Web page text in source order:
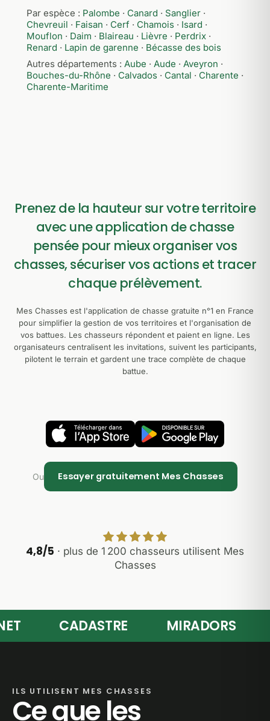
Par espèce : Palombe · Canard · Sanglier ·
Chevreuil · Faisan · Cerf · Chamois · Isard ·
Mouflon · Daim · Blaireau · Lièvre · Perdrix ·
Renard · Lapin de garenne · Bécasse des bois
Autres départements : Aube · Aude · Aveyron ·
Bouches-du-Rhône · Calvados · Cantal · Charente ·
Charente-Maritime
Prenez de la hauteur sur votre territoire
avec une application de chasse
pensée pour mieux organiser vos
chasses, sécuriser vos actions et tracer
chaque prélèvement.
Mes Chasses est l'application de chasse gratuite n°1 en France
pour simplifier la gestion de vos territoires et l'organisation de
vos battues. Les chasseurs répondent et paient en ligne. Les
organisateurs centralisent les invitations, suivent les participants,
pilotent le terrain et gardent une trace complète de chaque
battue.
Ou Essayer gratuitement Mes Chasses
4,8/5 · plus de 1 200 chasseurs utilisent Mes
Chasses
CADASTRE MIRADORS
ILS UTILISENT MES CHASSES
Ce que les